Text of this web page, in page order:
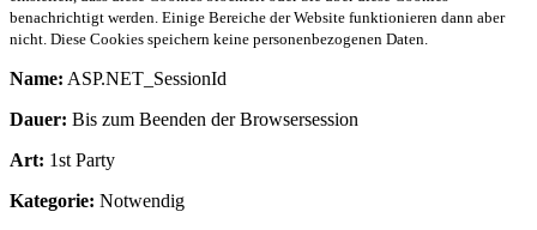
benachrichtigt werden. Einige Bereiche der Website funktionieren dann aber
nicht. Diese Cookies speichern keine personenbezogenen Daten.
Name: ASP.NET_SessionId
Dauer: Bis zum Beenden der Browsersession
Art: 1st Party
Kategorie: Notwendig